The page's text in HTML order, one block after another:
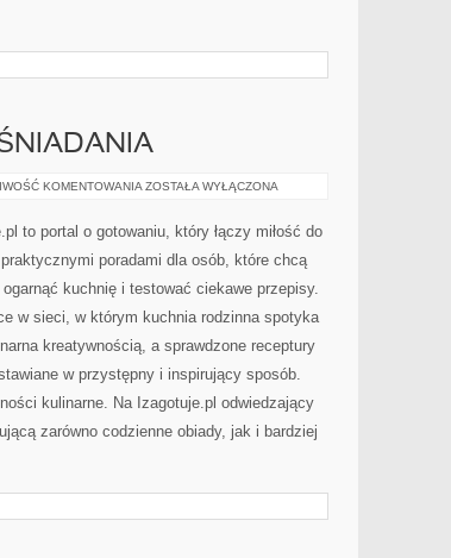
KOMENTOWANIA PRZEPISY
ŚNIADANIA
ZOSTAŁA WYŁĄCZONA
to portal o gotowaniu, który łączy miłość do
poradami dla osób, które chcą
kuchnię i testować ciekawe przepisy.
w sieci, w którym kuchnia rodzinna spotyka
kreatywnością, a sprawdzone receptury
w przystępny i inspirujący sposób.
kulinarne. Na Izagotuje.pl odwiedzający
zarówno codzienne obiady, jak i bardziej